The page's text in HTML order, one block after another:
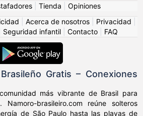
Tienda
Opiniones
Acerca de nosotros Privacidad
Seguridad infantil Contacto FAQ
Gratis – Conexiones
más vibrante de Brasil para
Namoro-brasileiro.com reúne solteros
de São Paulo hasta las playas de